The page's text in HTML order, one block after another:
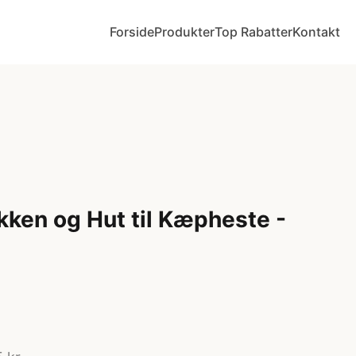
ForsideProdukterTop RabatterKontakt
og Hut til Kæpheste -